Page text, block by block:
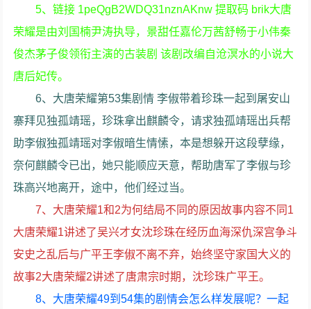
5、链接 1peQgB2WDQ31nznAKnw 提取码 brik大唐
荣耀是由刘国楠尹涛执导，景甜任嘉伦万茜舒畅于小伟秦
俊杰茅子俊领衔主演的古装剧 该剧改编自沧溟水的小说大
唐后妃传。
6、大唐荣耀第53集剧情 李俶带着珍珠一起到屠安山
寨拜见独孤靖瑶，珍珠拿出麒麟令，请求独孤靖瑶出兵帮
助李俶独孤靖瑶对李俶暗生情愫，本是想躲开这段孽缘，
奈何麒麟令已出，她只能顺应天意，帮助唐军了李俶与珍
珠高兴地离开，途中，他们经过当。
7、大唐荣耀1和2为何结局不同的原因故事内容不同1
大唐荣耀1讲述了吴兴才女沈珍珠在经历血海深仇深宫争斗
安史之乱后与广平王李俶不离不弃，始终坚守家国大义的
故事2大唐荣耀2讲述了唐肃宗时期，沈珍珠广平王。
8、大唐荣耀49到54集的剧情会怎么样发展呢？一起